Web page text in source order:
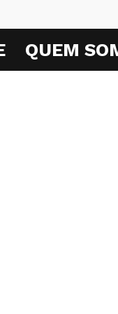
QUEM